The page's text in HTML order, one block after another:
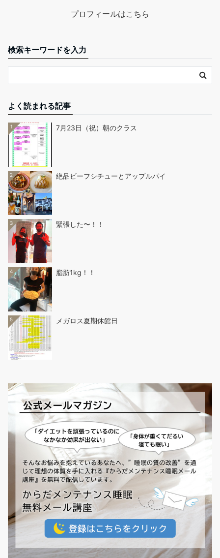
プロフィールはこちら
検索キーワードを入力
よく読まれる記事
1 7月23日（祝）朝のクラス
2 絶品ビーフシチューとアップルパイ
3 緊張した〜！！
4 脂肪1kg！！
5 メガロス夏期休館日